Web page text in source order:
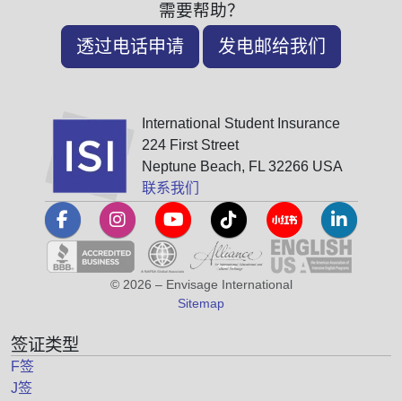
需要帮助？
透过电话申请 发电邮给我们
International Student Insurance
224 First Street
Neptune Beach, FL 32266 USA
联系我们
© 2026 – Envisage International
Sitemap
签证类型
F签
J签